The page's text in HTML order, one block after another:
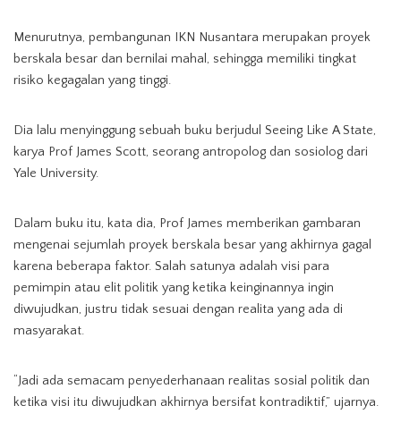
Menurutnya, pembangunan IKN Nusantara merupakan proyek
berskala besar dan bernilai mahal, sehingga memiliki tingkat
risiko kegagalan yang tinggi.
Dia lalu menyinggung sebuah buku berjudul Seeing Like A State,
karya Prof James Scott, seorang antropolog dan sosiolog dari
Yale University.
Dalam buku itu, kata dia, Prof James memberikan gambaran
mengenai sejumlah proyek berskala besar yang akhirnya gagal
karena beberapa faktor. Salah satunya adalah visi para
pemimpin atau elit politik yang ketika keinginannya ingin
diwujudkan, justru tidak sesuai dengan realita yang ada di
masyarakat.
“Jadi ada semacam penyederhanaan realitas sosial politik dan
ketika visi itu diwujudkan akhirnya bersifat kontradiktif,” ujarnya.